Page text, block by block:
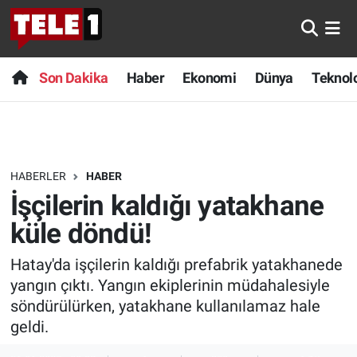
Son Dakika Haber Ekonomi Dünya
HABERLER HABER
İşçilerin kaldığı yatakhane
küle döndü!
Hatay'da işçilerin kaldığı prefabrik yatakhanede
yangın çıktı. Yangın ekiplerinin müdahalesiyle
söndürülürken, yatakhane kullanılamaz hale
geldi.
Anında Manşet
Başka Sohbetler
Bilim turu
Bilim ve Teknoloji Evreni
Doğa Konuşuyor
Dünya
Son Dakika
Haber
Dünya
Teknoloji
Sağlık
Spor
Nöbetçi Eczaneler
Hava Durumu
Trafik Durumu
Süper Lig Puan Durumu ve Fikstür
Tüm Manşetler
Son Dakika Haberleri